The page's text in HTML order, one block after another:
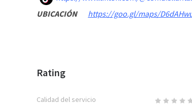
UBICACIÓN
https://goo.gl/maps/
Rating
Calidad del servicio